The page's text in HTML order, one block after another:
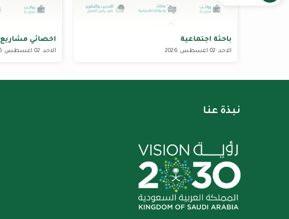
باحثة اجتماعية
الاحد، 02 اغسطس 2026
اخصائي مشاريع
الاحد، 02 اغسطس 2026
نبذة عنا